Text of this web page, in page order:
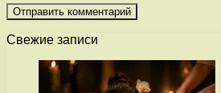
Свежие записи